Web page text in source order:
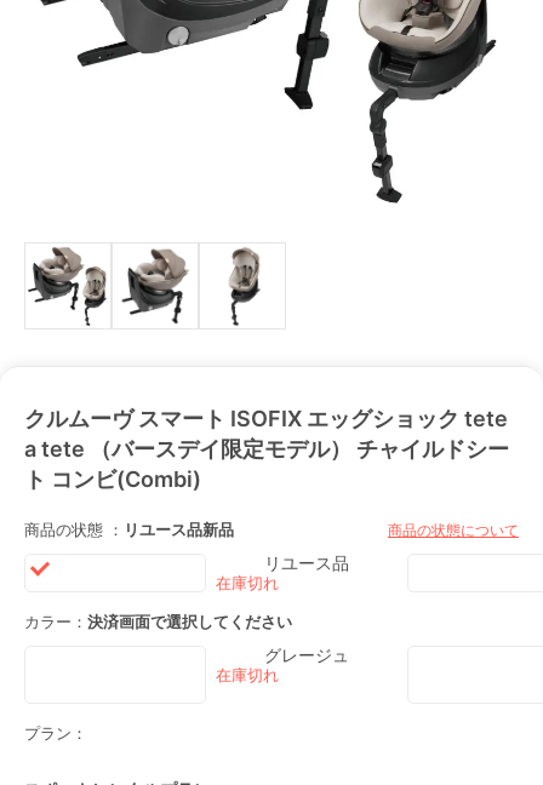
クルムーヴ スマート ISOFIX エッグショック tete
a tete （バースデイ限定モデル） チャイルドシー
ト コンビ(Combi)
商品の状態 ： リユース品新品 商品の状態について
リユース品
カラー： 決済画面で選択してください
グレージュ
プラン：